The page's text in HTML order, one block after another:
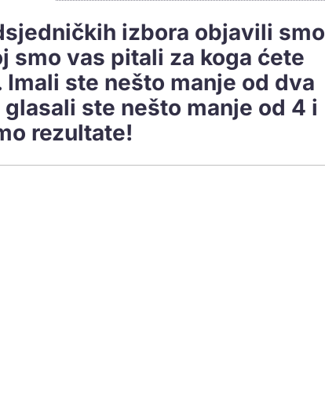
izbora objavili smo
smo vas pitali za koga ćete
ste nešto manje od dva
ste nešto manje od 4 i
rezultate!